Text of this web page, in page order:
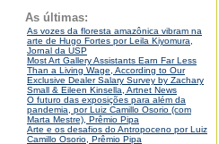
As últimas:
As vozes da floresta amazônica vibram na
arte de Hugo Fortes por Leila Kiyomura,
Jornal da USP
Most Art Gallery Assistants Earn Far Less
Than a Living Wage, According to Our
Exclusive Dealer Salary Survey by Zachary
Small & Eileen Kinsella, Artnet News
O futuro das exposições para além da
pandemia, por Luiz Camillo Osorio (com
Marta Mestre), Prêmio Pipa
Arte e os desafios do Antropoceno por Luiz
Camillo Osorio, Prêmio Pipa